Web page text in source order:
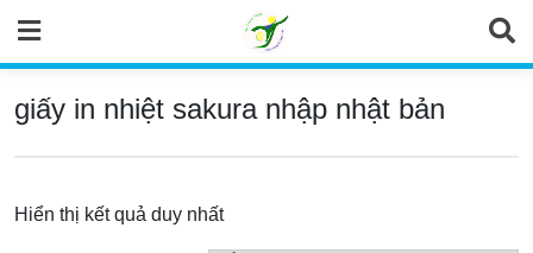
content
giấy in nhiệt sakura nhập nhật bản
Hiển thị kết quả duy nhất